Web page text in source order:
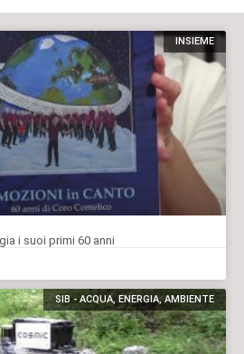
INSIEME
i suoi primi 60 anni
SIB - ACQUA, ENERGIA, AMBIENTE